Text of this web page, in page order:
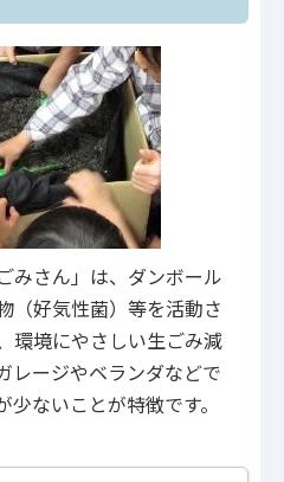
みさん」は、ダンボール
（好気性菌）等を活動さ
環境にやさしい生ごみ減
レージやベランダなどで
ないことが特徴です。